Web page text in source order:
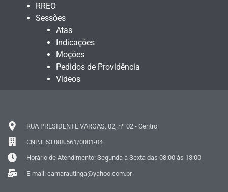
RREO
Sessões
Atas
Indicações
Moções
Pedidos de Providência
Vídeos
RUA PRESIDENTE VARGAS, 02, nº 02 - Centro
CNPJ: 63.088.561/0001-04
Horário de Atendimento: Segunda a Sexta das 08:00 às 13:00
E-mail: camarautinga@yahoo.com.br